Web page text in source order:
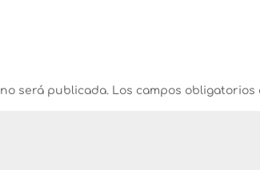
será publicada. Los campos